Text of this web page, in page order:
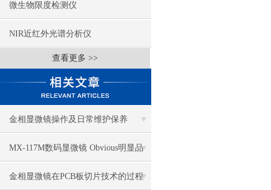
微生物限度检测仪
NIR近红外光谱分析仪
查看更多 >>
金相显微镜操作及日常维护保养
MX-117M数码显微镜 Obvious明显品
牌值得推荐
金相显微镜在PCB板切片技术的过程